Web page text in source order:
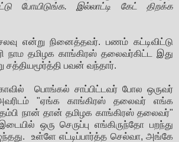
போயிடுங்க. இல்லாட்டி கேட் திறக்க
என்று நினைத்தவர். பணம் கட்டிவிட்டு
நாம தமிழக காங்கிரஸ் தலைவர்கிட்ட இது
சத்தியமூர்த்தி பவன் வந்தார்.
பொங்கல் சாப்பிட்டவர் போல ஒருவர்
அவரிடம் "ஏங்க காங்கிரஸ் தலைவர் எங்க
நான் தான் தமிழக காங்கிரஸ் தலைவர்"
ஒரு செருப்பு எங்கிருந்தோ பறந்து
உள்ளே எட்டிப்பார்த்த செல்வா, அங்கே